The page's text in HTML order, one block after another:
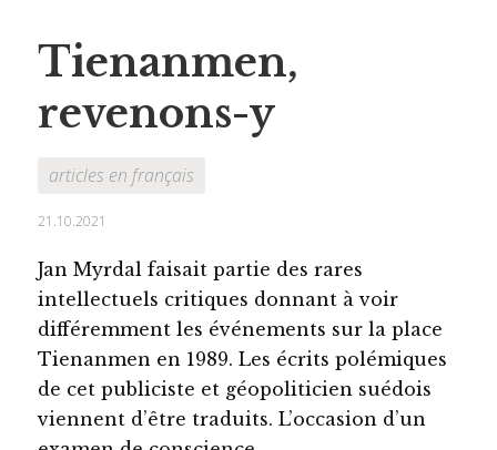
Tienanmen,
revenons-y
articles en français
21.10.2021
Jan Myrdal faisait partie des rares
intellectuels critiques donnant à voir
différemment les événements sur la place
Tienanmen en 1989. Les écrits polémiques
de cet publiciste et géopoliticien suédois
viennent d’être traduits. L’occasion d’un